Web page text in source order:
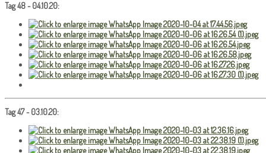
Tag 48 - 04.10.20:
Tag 47 - 03.10.20: